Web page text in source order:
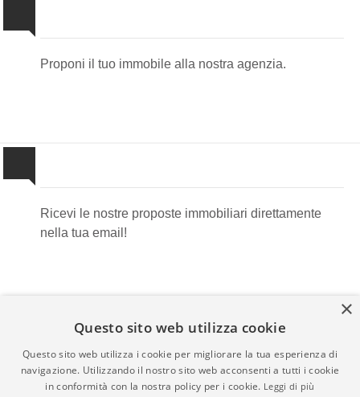
Proponi il tuo immobile alla nostra agenzia.
Ricevi le nostre proposte immobiliari direttamente
nella tua email!
Admin|Informativa Privacy |Informativa Cookie | Revoca
×
Questo sito web utilizza cookie
Questo sito web utilizza i cookie per migliorare la tua esperienza di
navigazione. Utilizzando il nostro sito web acconsenti a tutti i cookie
in conformità con la nostra policy per i cookie. Leggi di più